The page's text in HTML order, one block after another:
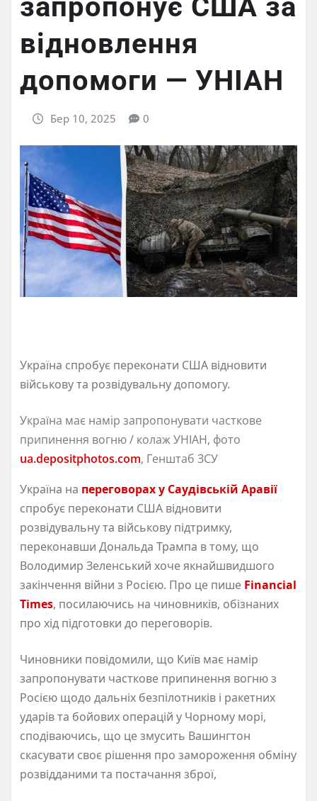
запропонує США за
відновлення
допомоги — УНІАН
Бер 10, 2025 0
Україна спробує переконати США відновити
військову та розвідувальну допомогу.
Україна має намір запропонувати часткове
припинення вогню / колаж УНІАН, фото
ua.depositphotos.com, Генштаб ЗСУ
Україна на переговорах у Саудівській Аравії
спробує переконати США відновити
розвідувальну та військову підтримку,
переконавши Дональда Трампа в тому, що
Володимир Зеленський хоче якнайшвидшого
закінчення війни з Росією. Про це пише Financial
Times, посилаючись на чиновників, обізнаних
про хід підготовки до переговорів.
Чиновники повідомили, що Київ має намір
запропонувати часткове припинення вогню з
Росією щодо дальніх безпілотників і ракетних
ударів та бойових операцій у Чорному морі,
сподіваючись, що це змусить Вашингтон
скасувати своє рішення про замороження обміну
розвідданими та постачання зброї,